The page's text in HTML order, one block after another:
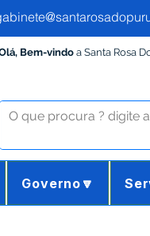
Bem-vindoa Santa Rosa
Governo🔽